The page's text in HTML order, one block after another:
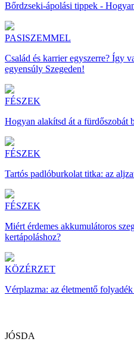
Bőrdzseki-ápolási tippek -
PASISZEMMEL
Család és karrier egyszerre? Így
egyensúly Szegeden!
FÉSZEK
Hogyan alakítsd át a fürdőszobát
FÉSZEK
Tartós padlóburkolat titka: az
FÉSZEK
Miért érdemes akkumulátoros
kertápoláshoz?
KÖZÉRZET
Vérplazma: az életmentő
JÓSDA